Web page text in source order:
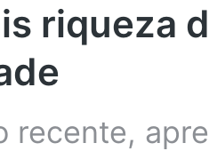
riqueza
recente,